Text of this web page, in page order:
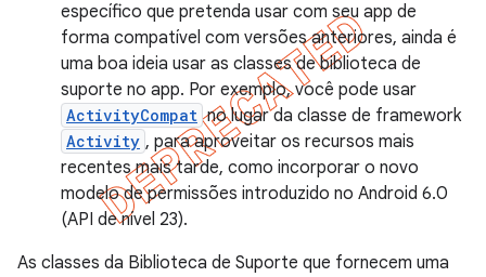
específico que pretenda usar com seu app de
forma compatível com versões anteriores, ainda é
uma boa ideia usar as classes de biblioteca de
suporte no app. Por exemplo, você pode usar
ActivityCompat no lugar da classe de framework
Activity , para aproveitar os recursos mais
recentes mais tarde, como incorporar o novo
modelo de permissões introduzido no Android 6.0
(API de nível 23).
As classes da Biblioteca de Suporte que fornecem uma